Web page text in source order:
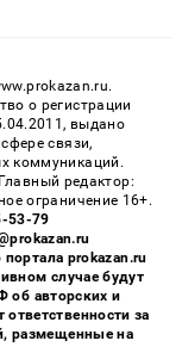
о регистрации
выдано
связи,
коммуникаций.
редактор:
ограничение 16+.
53-79
prokazan.ru
случае будут
об авторских и
за
размещенные на